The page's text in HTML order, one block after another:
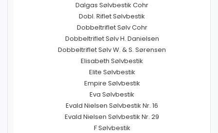
Dalgas Sølvbestik Cohr
Dobl. Riflet Sølvbestik
Dobbeltriflet Sølv Cohr
Dobbeltriflet Sølv H. Danielsen
Dobbeltriflet Sølv W. & S. Sørensen
Elisabeth Sølvbestik
Elite Sølvbestik
Empire Sølvbestik
Eva Sølvbestik
Evald Nielsen Sølvbestik Nr. 16
Evald Nielsen Sølvbestik Nr. 29
F Sølvbestik